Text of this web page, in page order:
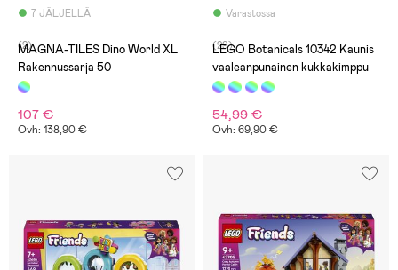
7 JÄLJELLÄ
(2)
MAGNA-TILES Dino World XL
Rakennussarja 50
107 €
Ovh: 138,90 €
Varastossa
(29)
LEGO Botanicals 10342 Kaunis
vaaleanpunainen kukkakimppu
54,99 €
Ovh: 69,90 €